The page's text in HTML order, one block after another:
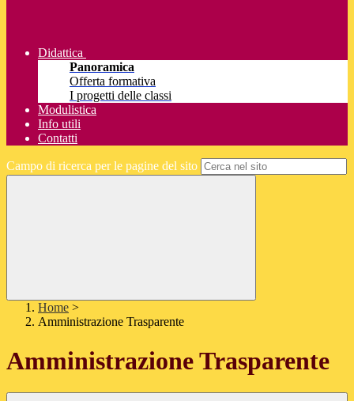
Didattica
Panoramica
Offerta formativa
I progetti delle classi
Modulistica
Info utili
Contatti
Campo di ricerca per le pagine del sito
Home >
Amministrazione Trasparente
Amministrazione Trasparente